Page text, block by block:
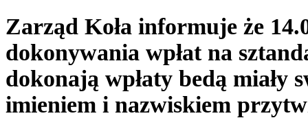
Zarząd Koła informuje że
dokonywania wpłat na
dokonają wpłaty bedą miały
imieniem i nazwiskiem